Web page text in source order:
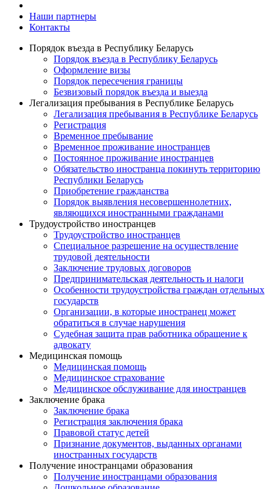
Наши партнеры
Контакты
Порядок въезда в Республику Беларусь
Порядок въезда в Республику Беларусь
Оформление визы
Порядок пересечения границы
Безвизовый порядок въезда и выезда
Легализация пребывания в Республике Беларусь
Легализация пребывания в Республике Беларусь
Регистрация
Временное пребывание
Временное проживание иностранцев
Постоянное проживание иностранцев
Обязательство иностранца покинуть территорию
Республики Беларусь
Приобретение гражданства
Порядок выявления несовершеннолетних,
являющихся иностранными гражданами
Трудоустройство иностранцев
Трудоустройство иностранцев
Специальное разрешение на осуществление
трудовой деятельности
Заключение трудовых договоров
Предпринимательская деятельность и налоги
Особенности трудоустройства граждан отдельных
государств
Организации, в которые иностранец может
обратиться в случае нарушения
Судебная защита прав работника обращение к
адвокату
Медицинская помощь
Медицинская помощь
Медицинское страхование
Медицинское обслуживание для иностранцев
Заключение брака
Заключение брака
Регистрация заключения брака
Правовой статус детей
Признание документов, выданных органами
иностранных государств
Получение иностранцами образования
Получение иностранцами образования